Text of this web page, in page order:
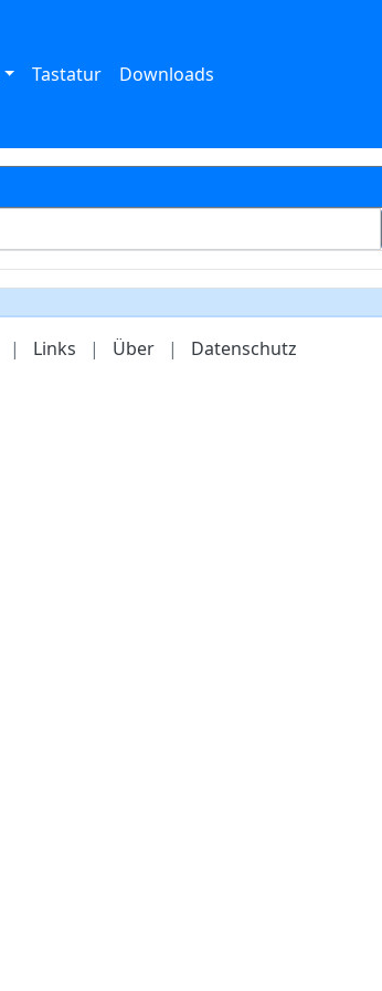
Tastatur Downloads
| Links | Über | Datenschutz